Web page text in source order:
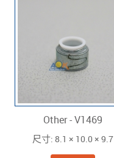
Other - V1469
尺寸: 8.1 × 10.0 × 9.7